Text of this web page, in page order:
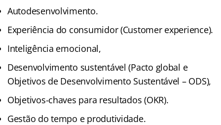
Autodesenvolvimento.
Experiência do consumidor (Customer experience).
Inteligência emocional,
Desenvolvimento sustentável (Pacto global e
Objetivos de Desenvolvimento Sustentável – ODS),
Objetivos-chaves para resultados (OKR).
Gestão do tempo e produtividade.